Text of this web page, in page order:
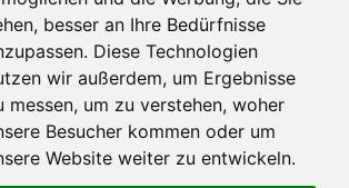
besser an Ihre Bedürfnisse
Diese Technologien
wir außerdem, um Ergebnisse
messen, um zu verstehen, woher
Besucher kommen oder um
Website weiter zu entwickeln.